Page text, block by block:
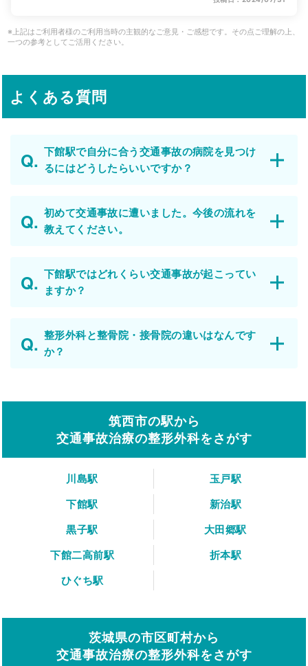
※上記はご利用者様のご利用当時の主観的なご意見・ご感想です。その点ご理解の上、
一つの参考としてご活用ください。
よくある質問
下館駅で自分に合う交通事故の病院を見つけ
るにはどうしたらいいですか？
初めて交通事故に遭いました。今後の流れを
教えてください。
下館駅ではどれくらい交通事故が起こってい
ますか？
整形外科と整骨院・接骨院の違いはなんです
か？
筑西市の駅から
交通事故治療の整形外科をさがす
川島駅
玉戸駅
下館駅
新治駅
黒子駅
大田郷駅
下館二高前駅
折本駅
ひぐち駅
茨城県の市区町村から
交通事故治療の整形外科をさがす